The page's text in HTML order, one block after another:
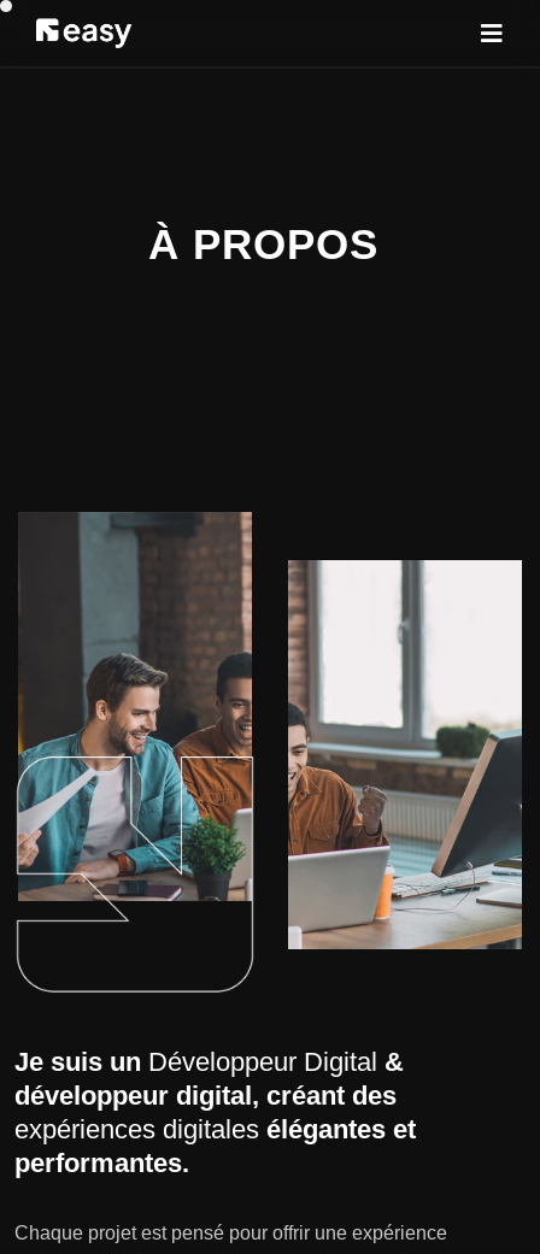
À PROPOS
Je suis un Développeur Digital &
développeur digital, créant des
expériences digitales élégantes et
performantes.
Chaque projet est pensé pour offrir une expérience